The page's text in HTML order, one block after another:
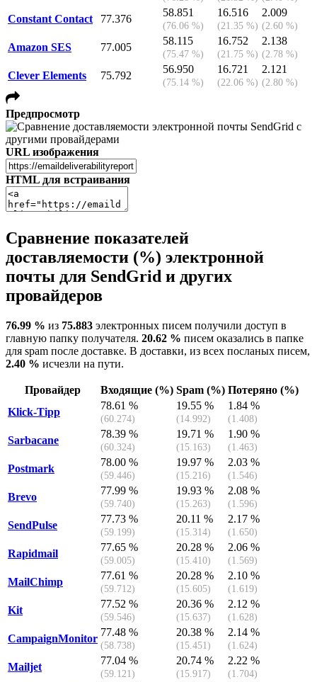
Constant Contact 77.376
58.851
(76.06 %)
16.516
(21.35 %)
2.009
(2.60 %)
Amazon SES 77.005
58.115
(75.47 %)
16.752
(21.75 %)
2.138
(2.78 %)
Clever Elements 75.792
56.950
(75.14 %)
16.721
(22.06 %)
2.121
(2.80 %)
Предпросмотр
URL изображения
HTML для встраивания
Сравнение показателей
доставляемости (%) электронной
почты для SendGrid и других
провайдеров
76.99 % из 75.883 электронных писем получили доступ в
главную папку получателя. 20.62 % писем оказались в папке
для spam после доставке. В доставки, из всех посланых писем,
2.40 % исчезли на пути.
Провайдер Входящие (%) Spam (%) Потеряно (%)
Klick-Tipp
78.61 %
(60.274)
19.55 %
(14.992)
1.84 %
(1.408)
Sarbacane
78.39 %
(60.324)
19.71 %
(15.163)
1.90 %
(1.463)
Postmark
78.00 %
(59.446)
19.97 %
(15.216)
2.03 %
(1.546)
Brevo
77.99 %
(59.740)
19.93 %
(15.263)
2.08 %
(1.596)
SendPulse
77.73 %
(59.199)
20.11 %
(15.314)
2.17 %
(1.650)
Rapidmail
77.65 %
(59.005)
20.28 %
(15.410)
2.06 %
(1.569)
MailChimp
77.61 %
(59.712)
20.28 %
(15.605)
2.10 %
(1.619)
Kit
77.52 %
(59.546)
20.36 %
(15.637)
2.12 %
(1.628)
CampaignMonitor
77.48 %
(58.738)
20.38 %
(15.451)
2.14 %
(1.624)
Mailjet
77.04 %
(59.121)
20.74 %
(15.917)
2.22 %
(1.704)